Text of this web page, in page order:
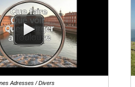
Adresses / Divers